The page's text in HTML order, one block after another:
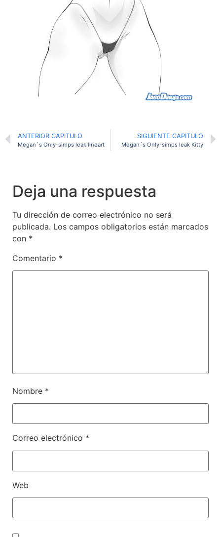
ANTERIOR CAPITULO
Megan´s Only-simps leak lineart
SIGUIENTE CAPITULO
Megan´s Only-simps leak Kitty
Deja una respuesta
Tu dirección de correo electrónico no será
publicada. Los campos obligatorios están marcados
con *
Comentario *
Nombre *
Correo electrónico *
Web